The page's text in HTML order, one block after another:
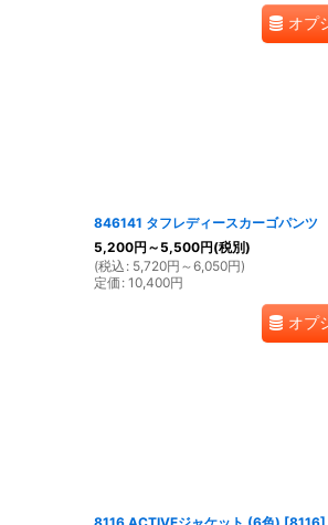
オプ
846141 タフレディースカーゴパンツ
5,200円 ～5,500円(税別)
(税込 : 5,720円 ～6,050円)
定価 : 10,400円
オプ
8116 ACTIVEジャケット (6色) [8116]